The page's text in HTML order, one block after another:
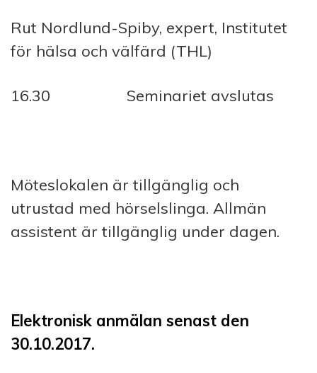
Rut Nordlund-Spiby, expert, Institutet
för hälsa och välfärd (THL)
16.30 Seminariet avslutas
Möteslokalen är tillgänglig och
utrustad med hörselslinga. Allmän
assistent är tillgänglig under dagen.
Elektronisk anmälan senast den
30.10.2017.